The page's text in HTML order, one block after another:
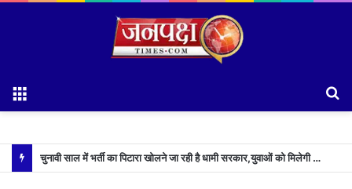
चुनावी साल में भर्ती का पिटारा खोलने जा रही है धामी सरकार,युवाओं को मिलेगी 34 हजार रिकॉर्ड भर्तियों की सौगात